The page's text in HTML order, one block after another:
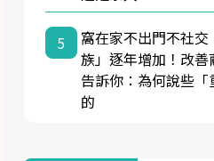
5
窩在家不出門不社
族」逐年增加！改
告訴你：為何說些
的